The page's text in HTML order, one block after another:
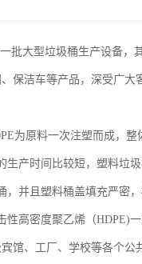
批大型垃圾桶生产设备，
保洁车等产品，深受广大
为原料一次注塑而成，整
产时间比较短，塑料垃
，并且塑料桶盖填充严密
性高密度聚乙烯（HDPE)
馆、工厂、学校等各个公